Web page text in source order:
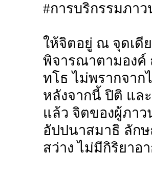
#การบริกรรมภาว
ให้จิตอยู่ ณ จุดเดี
พิจารณาตามองค์
ทโธ ไม่พรากจาก
หลังจากนี้ ปิติ แล
แล้ว จิตของผู้ภาว
อัปปนาสมาธิ ลัก
สว่าง ไม่มีกิริยาอ